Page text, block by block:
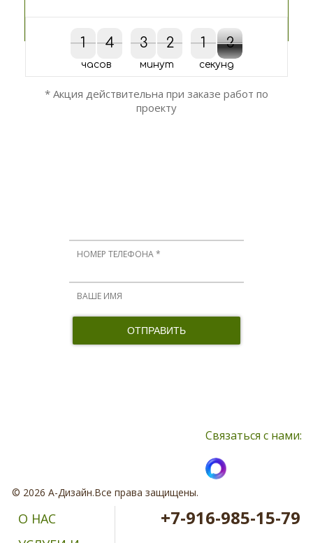
1
1 4
4
часов
3
3 2
2
минут
1
1 3
2
2
3
секунд
* Акция действительна при заказе работ по
проекту
© 2026 А-Дизайн.Все права защищены.
Связаться с нами:
О НАС
+7-916-985-15-79